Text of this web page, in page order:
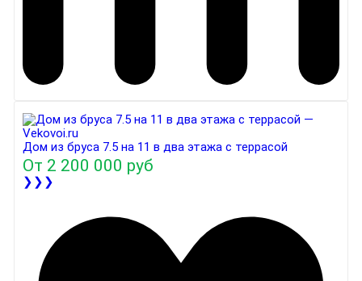
Дом из бруса 7.5 на 11 в два этажа с террасой
От 2 200 000 руб
❯❯❯